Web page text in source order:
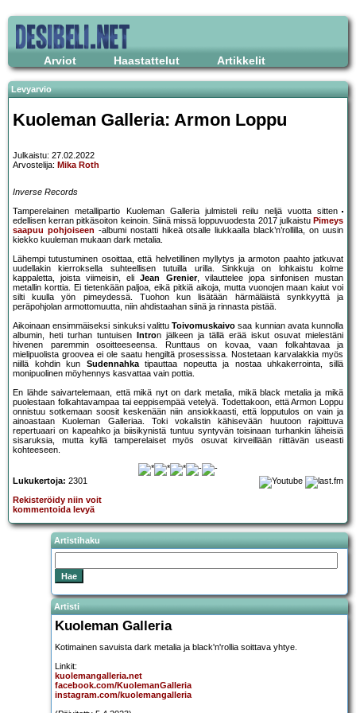
Arviot Haastattelut Artikkelit
Levyarvio
Kuoleman Galleria: Armon Loppu
Julkaistu: 27.02.2022
Arvostelija: Mika Roth
Inverse Records
Tamperelainen metallipartio Kuoleman Galleria julmisteli reilu neljä vuotta sitten
edellisen kerran pitkäsoiton keinoin. Siinä missä loppuvuodesta 2017 julkaistu Pimeys
saapuu pohjoiseen -albumi nostatti hikeä otsalle liukkaalla black’n’rollilla, on uusin
kiekko kuuleman mukaan dark metalia.
Lähempi tutustuminen osoittaa, että helvetillinen myllytys ja armoton paahto jatkuvat
uudellakin kierroksella suhteellisen tutuilla urilla. Sinkkuja on lohkaistu kolme
kappaletta, joista viimeisin, eliJean Grenier, vilauttelee jopa sinfonisen mustan
metallin korttia. Ei tietenkään paljoa, eikä pitkiä aikoja, mutta vuonojen maan kaiut voi
silti kuulla yön pimeydessä. Tuohon kun lisätään härmäläistä synkkyyttä ja
peräpohjolan armottomuutta, niin ahdistaahan siinä ja rinnasta pistää.
Aikoinaan ensimmäiseksi sinkuksi valittu Toivomuskaivo saa kunnian avata kunnolla
albumin, heti turhan tuntuisen
Intron jälkeen ja tällä erää iskut osuvat mielestäni
hivenen paremmin osoitteeseensa. Runttaus on kovaa, vaan folkahtavaa ja
mielipuolista groovea ei ole saatu hengiltä prosessissa. Nostetaan karvalakkia myös
niillä kohdin kun Sudennahkatipauttaa nopeutta ja nostaa uhkakerrointa, sillä
monipuolinen möyhennys kasvattaa vain pottia.
En lähde saivartelemaan, että mikä nyt on dark metalia, mikä black metalia ja mikä
puolestaan folkahtavampaa tai eeppisempää vetelyä. Todettakoon, että Armon Loppu
onnistuu sotkemaan soosit keskenään niin ansiokkaasti, että lopputulos on vain ja
ainoastaan Kuoleman Galleriaa. Toki vokalistin kähisevään huutoon rajoittuva
repertuaari on kapeahko ja biisikynistä tuntuu syntyvän toisinaan turhankin läheisiä
sisaruksia, mutta kyllä tamperelaiset myös osuvat kirveillään riittävän useasti
kohteeseen.
Lukukertoja: 2301
Rekisteröidy niin voit
kommentoida levyä
Artistihaku
Artisti
Kuoleman Galleria
Kotimainen savuista dark metalia ja black'n'rollia soittava yhtye.
Linkit:
kuolemangalleria.net
facebook.com/KuolemanGalleria
instagram.com/kuolemangalleria